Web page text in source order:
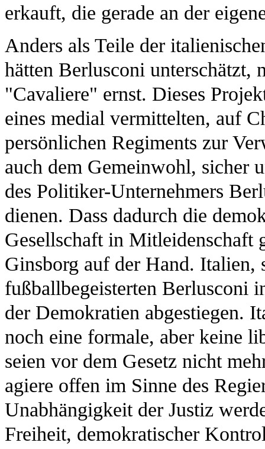
erkauft, die gerade an der
Anders als Teile der
hätten Berlusconi unterschätzt,
"Cavaliere" ernst. Dieses
eines medial vermittelten, auf
persönlichen Regiments zur
auch dem Gemeinwohl, sicher
des Politiker-Unternehmers
dienen. Dass dadurch die
Gesellschaft in Mitleidenschaft
Ginsborg auf der Hand. Italien,
fußballbegeisterten Berlusconi
der Demokratien abgestiegen.
noch eine formale, aber keine
seien vor dem Gesetz nicht
agiere offen im Sinne des
Unabhängigkeit der Justiz
Freiheit, demokratischer